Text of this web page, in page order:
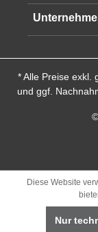
* Alle Preise exkl.
und ggf.
Diese Website
Nur